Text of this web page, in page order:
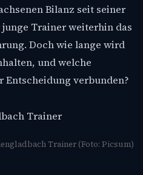
Bilanz seit seiner
Trainer weiterhin das
Doch wie lange wird
und welche
verbunden?
Trainer (Foto: Picsum)